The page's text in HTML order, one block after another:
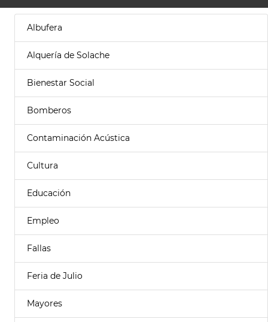
Albufera
Alquería de Solache
Bienestar Social
Bomberos
Contaminación Acústica
Cultura
Educación
Empleo
Fallas
Feria de Julio
Mayores